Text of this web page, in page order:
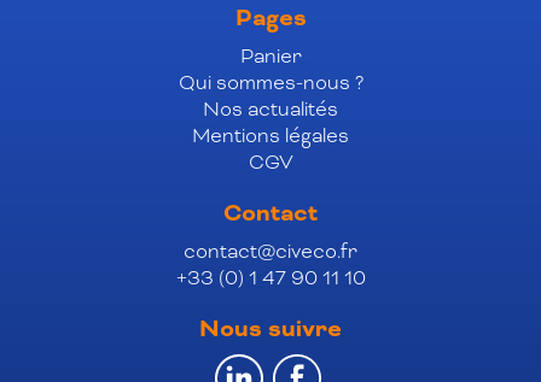
Pages
Panier
Qui sommes-nous ?
Nos actualités
Mentions légales
CGV
Contact
contact@civeco.fr
+33 (0) 1 47 90 11 10
Nous suivre